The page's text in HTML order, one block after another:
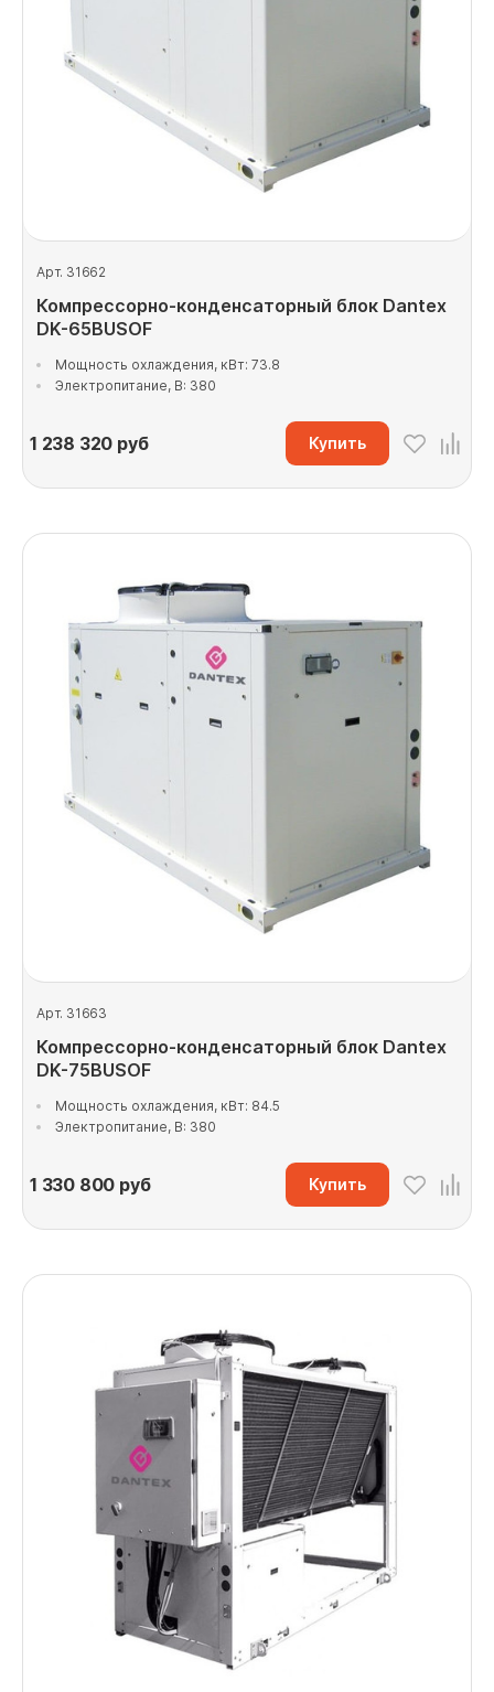
Арт. 31662
Компрессорно-конденсаторный блок Dantex
DK-65BUSOF
Мощность охлаждения, кВт: 73.8
Электропитание, В: 380
1 238 320 руб Купить
Арт. 31663
Компрессорно-конденсаторный блок Dantex
DK-75BUSOF
Мощность охлаждения, кВт: 84.5
Электропитание, В: 380
1 330 800 руб Купить